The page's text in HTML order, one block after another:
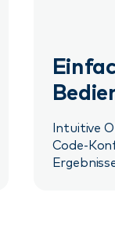
Intuitive
Code-